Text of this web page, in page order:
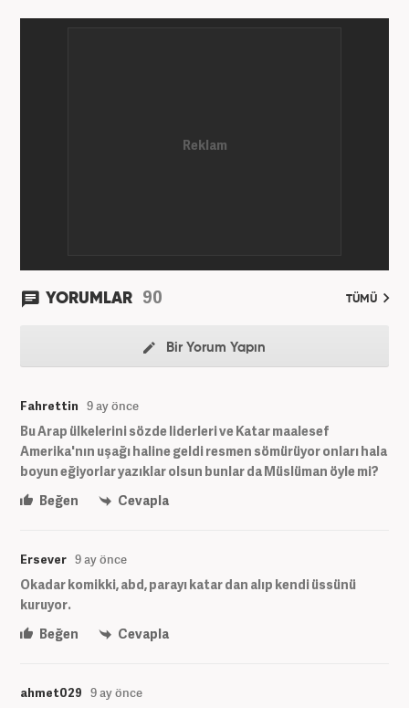
Haber7.com’da “Gündem Editörü” olarak devam
YORUMLAR 90 TÜMÜ
Bir Yorum Yapın
Fahrettin 9 ay önce
Bu Arap ülkelerini sözde liderleri ve Katar maalesef
Amerika'nın uşağı haline geldi resmen sömürüyor onları hala
boyun eğiyorlar yazıklar olsun bunlar da Müslüman öyle mi?
Beğen
Cevapla
Ersever 9 ay önce
Okadar komikki, abd, parayı katar dan alıp kendi üssünü
kuruyor.
Beğen
Cevapla
ahmet029 9 ay önce